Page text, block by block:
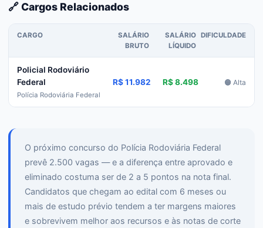
🔗 Cargos Relacionados
CARGO
SALÁRIO
BRUTO
SALÁRIO
LÍQUIDO
DIFICULDADE
Policial Rodoviário
Federal
Polícia Rodoviária Federal
R$ 11.982 R$ 8.498 🟠 Alta
O próximo concurso do Polícia Rodoviária Federal
prevê 2.500 vagas — e a diferença entre aprovado e
eliminado costuma ser de 2 a 5 pontos na nota final.
Candidatos que chegam ao edital com 6 meses ou
mais de estudo prévio tendem a ter margens maiores
e sobrevivem melhor aos recursos e às notas de corte